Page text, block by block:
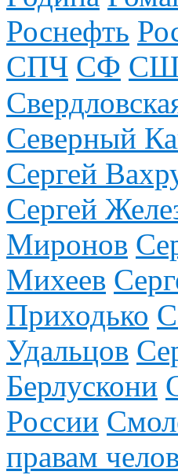
Роснефть
СПЧ СФ
Северный
Сергей
Сергей
Миронов
Михеев
Приходько
Удальцов
Берлускони
России
правам